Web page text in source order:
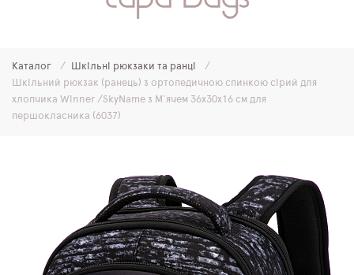
МОЛОДІЖНІ РЮКЗАКИ
ПЛЯШКИ ДЛЯ ВОДИ
SCHOOL STANDARD
Каталог
Шкільні рюкзаки та ранці
Шкільний рюкзак (ранець) з ортопедичною спинкою сірий для
хлопчика Winner /SkyName з М'ячем 36х30х16 см для
першокласника (6037)